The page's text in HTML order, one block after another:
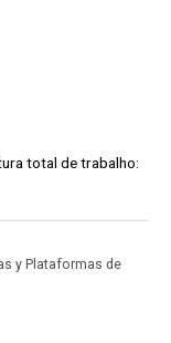
total de trabalho:
y Plataformas de